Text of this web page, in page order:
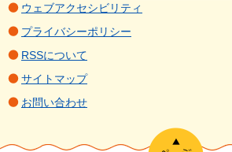
ウェブアクセシビリティ
プライバシーポリシー
RSSについて
サイトマップ
お問い合わせ